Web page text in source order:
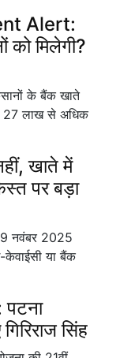
Alert:
को मिलेगी?
के बैंक खाते
27 लाख से अधिक
खाते में
पर बड़ा
नवंबर 2025
केवाईसी या बैंक
पटना
सिंह